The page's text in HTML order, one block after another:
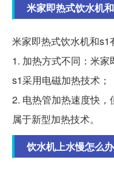
米家即热式饮水机
米家即热式饮水机和s1
1. 加热方式不同：米
s1采用电磁加热技术；
2. 电热管加热速度快，
属于新型加热技术。
饮水机上水慢怎么办